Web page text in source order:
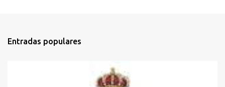
e
Entradas populares